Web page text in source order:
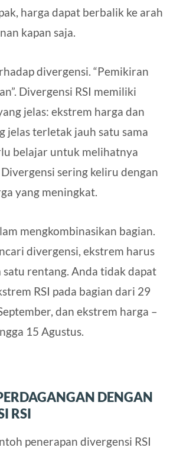
harga dapat berbalik ke arah
kapan saja.
divergensi. “Pemikiran
Divergensi RSI memiliki
jelas: ekstrem harga dan
jelas terletak jauh satu sama
belajar untuk melihatnya
sering keliru dengan
yang meningkat.
mengkombinasikan bagian.
divergensi, ekstrem harus
satu rentang. Anda tidak dapat
RSI pada bagian dari 29
dan ekstrem harga –
15 Agustus.
DENGAN
RSI
penerapan divergensi RSI